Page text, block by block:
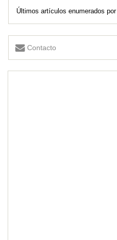
Últimos artículos enumerados
Contacto